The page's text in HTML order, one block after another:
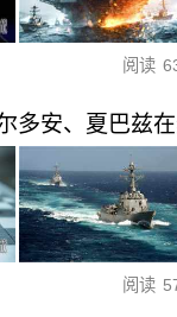
阅读
多安、夏巴兹
阅读